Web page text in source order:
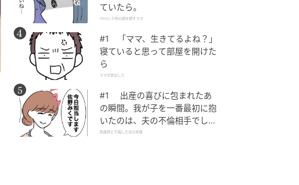
ていたら。
SNSに子供の顔を晒すママ
#1 「ママ、生きてるよね？」
寝ていると思って部屋を開けた
ら
ママが家出した
#1 出産の喜びに包まれたあ
の瞬間。我が子を一番最初に抱
いたのは、夫の不倫相手でし
た。
助産師と不倫した夫の末路